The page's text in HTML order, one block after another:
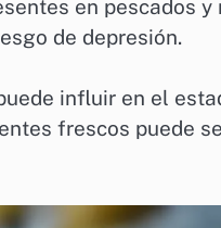
en pescados
de depresión.
influir en el
frescos puede